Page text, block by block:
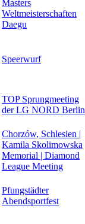
Masters
Weltmeisterschaften
Daegu
Speerwurf
TOP Sprungmeeting
der LG NORD Berlin
Chorzów, Schlesien |
Kamila Skolimowska
Memorial | Diamond
League Meeting
Pfungstädter
Abendsportfest